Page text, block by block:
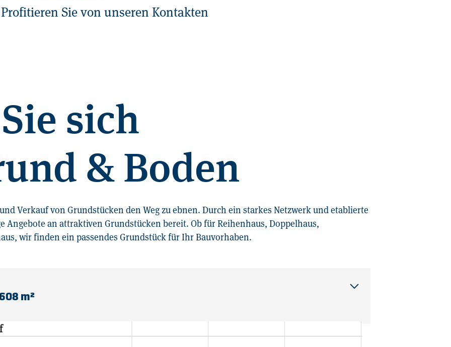
Profitieren Sie von unseren Kontakten
sich
& Boden
Verkauf von Grundstücken den Weg zu ebnen. Durch ein starkes Netzwerk und etablierte
Angebote an attraktiven Grundstücken bereit. Ob für Reihenhaus, Doppelhaus,
wir finden ein passendes Grundstück für Ihr Bauvorhaben.
m²